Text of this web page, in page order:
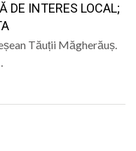
DE INTERES LOCAL;
Tăuții Măgherăuș.